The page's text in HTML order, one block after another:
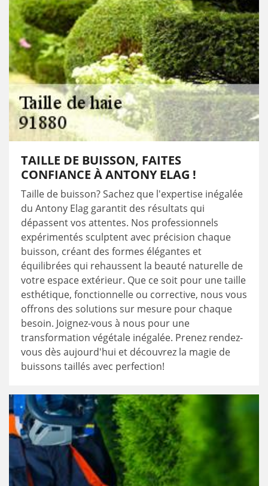
TAILLE DE BUISSON, FAITES
CONFIANCE À ANTONY ELAG !
Taille de buisson? Sachez que l'expertise inégalée
du Antony Elag garantit des résultats qui
dépassent vos attentes. Nos professionnels
expérimentés sculptent avec précision chaque
buisson, créant des formes élégantes et
équilibrées qui rehaussent la beauté naturelle de
votre espace extérieur. Que ce soit pour une taille
esthétique, fonctionnelle ou corrective, nous vous
offrons des solutions sur mesure pour chaque
besoin. Joignez-vous à nous pour une
transformation végétale inégalée. Prenez rendez-
vous dès aujourd'hui et découvrez la magie de
buissons taillés avec perfection!